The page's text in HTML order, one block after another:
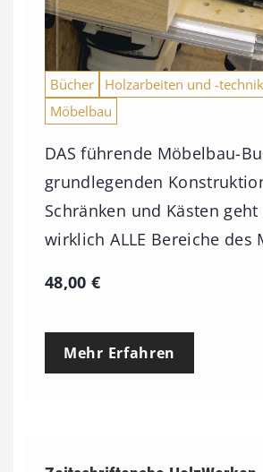
Bücher
Holzarbeiten und -
Möbelbau
DAS führende Möbelbau-
grundlegenden
Schränken und Kästen
wirklich ALLE Bereiche des
48,00€
Mehr Erfahren